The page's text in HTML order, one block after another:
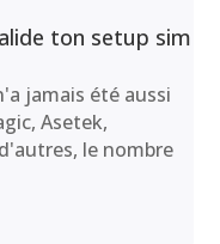
ton setup sim
jamais été aussi
Asetek,
le nombre